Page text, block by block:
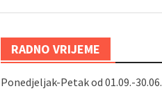
RADNO VRIJEME
Ponedjeljak-Petak od 01.09.-30.06.